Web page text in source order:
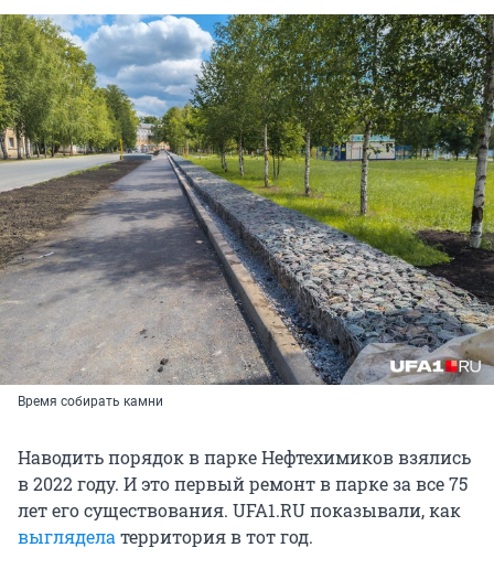
Время собирать камни
Наводить порядок в парке Нефтехимиков взялись
в 2022 году. И это первый ремонт в парке за все 75
лет его существования. UFA1.RU показывали, как
выгляделатерритория в тот год.